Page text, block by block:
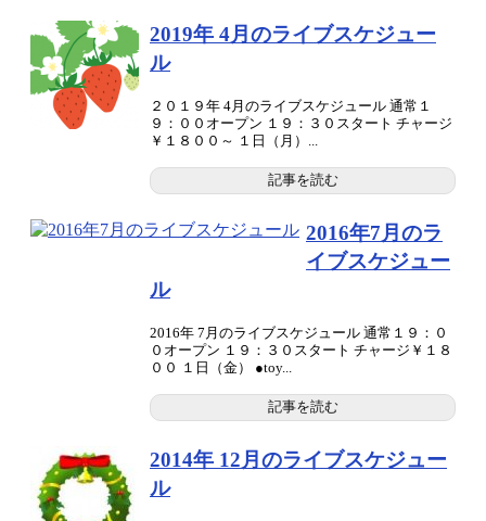
2019年 4月のライブスケジュー
ル
２０１９年 4月のライブスケジュール 通常１
９：００オープン １９：３０スタート チャージ
￥１８００～ １日（月）...
記事を読む
2016年7月のラ
イブスケジュー
ル
2016年 7月のライブスケジュール 通常１９：０
０オープン １９：３０スタート チャージ￥１８
００ １日（金） ●toy...
記事を読む
2014年 12月のライブスケジュー
ル